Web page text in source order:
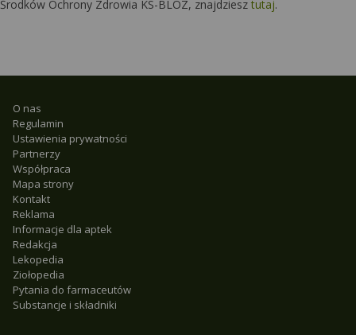
Środków Ochrony Zdrowia KS-BLOZ, znajdziesz tutaj.
O nas
Regulamin
Ustawienia prywatności
Partnerzy
Współpraca
Mapa strony
Kontakt
Reklama
Informacje dla aptek
Redakcja
Lekopedia
Ziołopedia
Pytania do farmaceutów
Substancje i składniki